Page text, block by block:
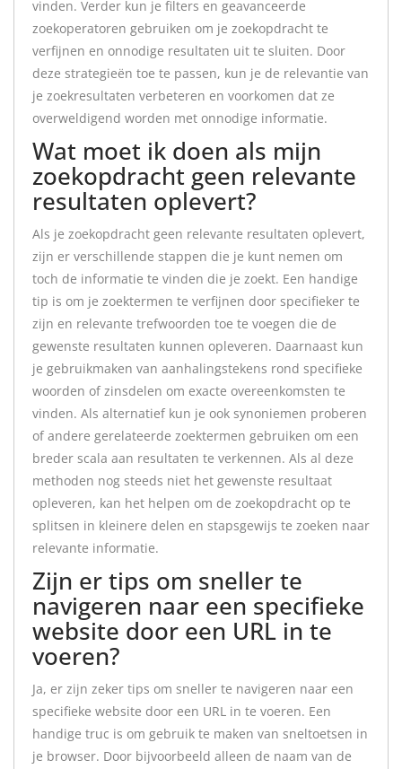
vinden. Verder kun je filters en geavanceerde
zoekoperatoren gebruiken om je zoekopdracht te
verfijnen en onnodige resultaten uit te sluiten. Door
deze strategieën toe te passen, kun je de relevantie van
je zoekresultaten verbeteren en voorkomen dat ze
overweldigend worden met onnodige informatie.
Wat moet ik doen als mijn
zoekopdracht geen relevante
resultaten oplevert?
Als je zoekopdracht geen relevante resultaten oplevert,
zijn er verschillende stappen die je kunt nemen om
toch de informatie te vinden die je zoekt. Een handige
tip is om je zoektermen te verfijnen door specifieker te
zijn en relevante trefwoorden toe te voegen die de
gewenste resultaten kunnen opleveren. Daarnaast kun
je gebruikmaken van aanhalingstekens rond specifieke
woorden of zinsdelen om exacte overeenkomsten te
vinden. Als alternatief kun je ook synoniemen proberen
of andere gerelateerde zoektermen gebruiken om een
breder scala aan resultaten te verkennen. Als al deze
methoden nog steeds niet het gewenste resultaat
opleveren, kan het helpen om de zoekopdracht op te
splitsen in kleinere delen en stapsgewijs te zoeken naar
relevante informatie.
Zijn er tips om sneller te
navigeren naar een specifieke
website door een URL in te
voeren?
Ja, er zijn zeker tips om sneller te navigeren naar een
specifieke website door een URL in te voeren. Een
handige truc is om gebruik te maken van sneltoetsen in
je browser. Door bijvoorbeeld alleen de naam van de